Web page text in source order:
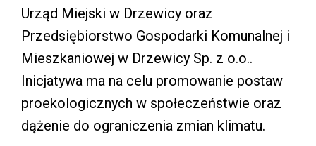
Urząd Miejski w Drzewicy oraz
Przedsiębiorstwo Gospodarki Komunalnej i
Mieszkaniowej w Drzewicy Sp. z o.o..
Inicjatywa ma na celu promowanie postaw
proekologicznych w społeczeństwie oraz
dążenie do ograniczenia zmian klimatu.